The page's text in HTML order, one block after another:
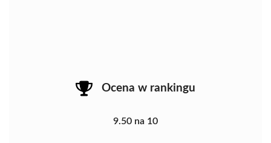
Ocena w rankingu
9.50 na 10